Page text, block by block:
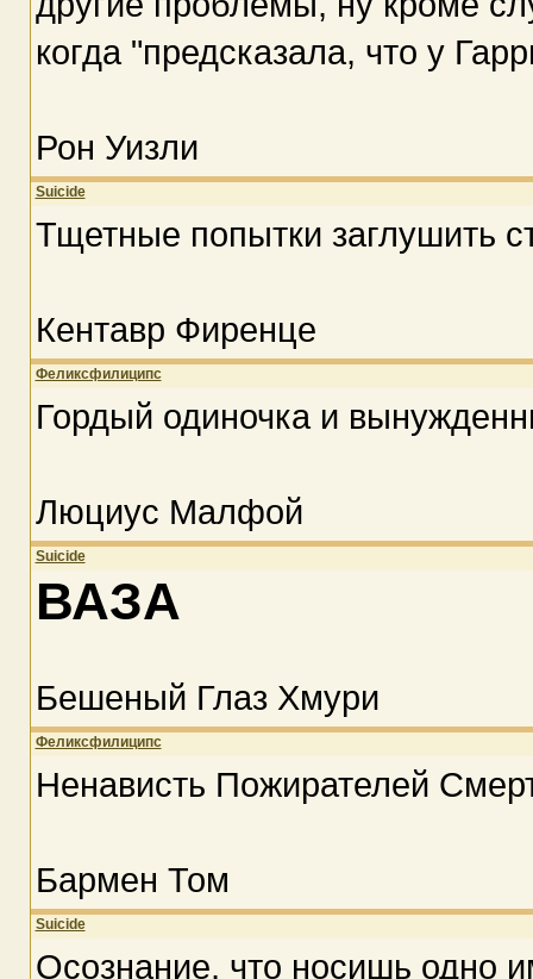
когда "предсказала, что у
Рон Уизли
Suicide
Тщетные попытки заглушить
Кентавр Фиренце
Феликсфилиципс
Гордый одиночка и
Люциус Малфой
Suicide
ВАЗА
Бешеный Глаз Хмури
Феликсфилиципс
Ненависть Пожирателей
Бармен Том
Suicide
Осознание, что носишь одно